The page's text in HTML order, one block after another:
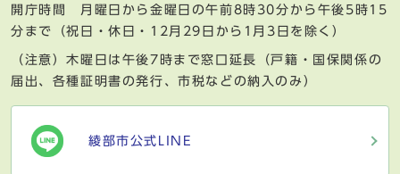
開庁時間 月曜日から金曜日の午前8時30分から午後5時15
分まで（祝日・休日・12月29日から1月3日を除く）
（注意）木曜日は午後7時まで窓口延長（戸籍・国保関係の
届出、各種証明書の発行、市税などの納入のみ）
綾部市公式LINE